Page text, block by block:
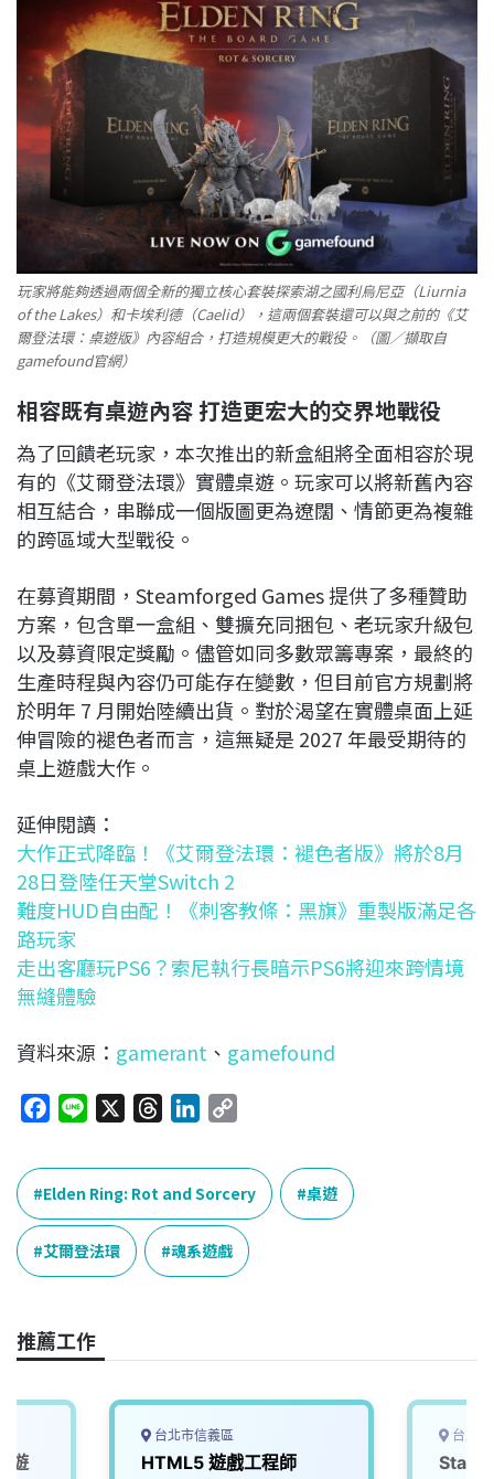
玩家將能夠透過兩個全新的獨立核心套裝探索湖之國利烏尼亞（Liurnia
of the Lakes）和卡埃利德（Caelid），這兩個套裝還可以與之前的《艾
爾登法環：桌遊版》內容組合，打造規模更大的戰役。（圖／擷取自
gamefound官網）
相容既有桌遊內容 打造更宏大的交界地戰役
為了回饋老玩家，本次推出的新盒組將全面相容於現
有的《艾爾登法環》實體桌遊。玩家可以將新舊內容
相互結合，串聯成一個版圖更為遼闊、情節更為複雜
的跨區域大型戰役。
在募資期間，Steamforged Games 提供了多種贊助
方案，包含單一盒組、雙擴充同捆包、老玩家升級包
以及募資限定獎勵。儘管如同多數眾籌專案，最終的
生產時程與內容仍可能存在變數，但目前官方規劃將
於明年 7 月開始陸續出貨。對於渴望在實體桌面上延
伸冒險的褪色者而言，這無疑是 2027 年最受期待的
桌上遊戲大作。
延伸閱讀：
大作正式降臨！《艾爾登法環：褪色者版》將於8月
28日登陸任天堂Switch 2
難度HUD自由配！《刺客教條：黑旗》重製版滿足各
路玩家
走出客廳玩PS6？索尼執行長暗示PS6將迎來跨情境
無縫體驗
資料來源： gamerant 、 gamefound
c
e
b
o
o
n
e
r
e
a
d
s
n
k
e
d
I
p
y
L
n
Elden Ring: Rot and Sorcery 桌遊
艾爾登法環 魂系遊戲
推薦工作
遊
台北市信義區
HTML5 遊戲工程師
台北
Staff